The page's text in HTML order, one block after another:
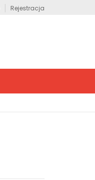
Rejestracja